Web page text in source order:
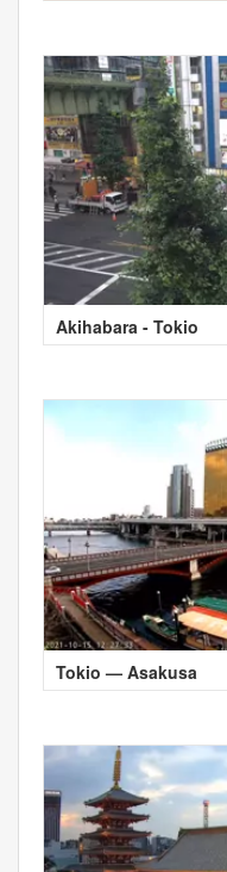
Akihabara - Tokio
Tokio — Asakusa